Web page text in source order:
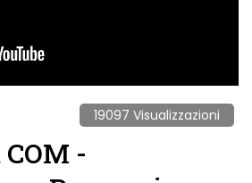
19097 Visualizzazioni
-